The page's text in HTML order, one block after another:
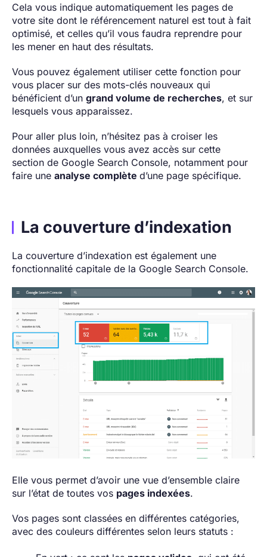
Cela vous indique automatiquement les pages de
votre site dont le référencement naturel est tout à fait
optimisé, et celles qu’il vous faudra reprendre pour
les mener en haut des résultats.
Vous pouvez également utiliser cette fonction pour
vous placer sur des mots-clés nouveaux qui
bénéficient d’un grand volume de recherches, et sur
lesquels vous apparaissez.
Pour aller plus loin, n’hésitez pas à croiser les
données auxquelles vous avez accès sur cette
section de Google Search Console, notamment pour
faire une analyse complète d’une page spécifique.
La couverture d’indexation
La couverture d’indexation est également une
fonctionnalité capitale de la Google Search Console.
Elle vous permet d’avoir une vue d’ensemble claire
sur l’état de toutes vos pages indexées.
Vos pages sont classées en différentes catégories,
avec des couleurs différentes selon leurs statuts :